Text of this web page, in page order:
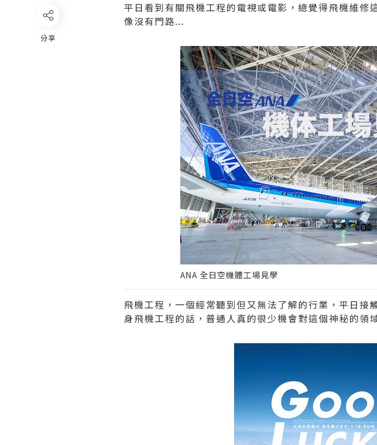
分享
平日看到有關飛機工程的電視或電影，總覺得飛機維修
像沒有門路...
ANA 全日空機體工場見學
飛機工程，一個經常聽到但又無法了解的行業，平日接
身飛機工程的話，普通人真的很少機會對這個神秘的領